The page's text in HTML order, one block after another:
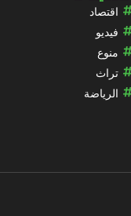
اقتصاد
فيديو
منوع
تراث
الرياضة